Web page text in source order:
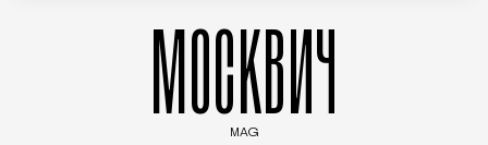
МОСКВИЧ
MAG